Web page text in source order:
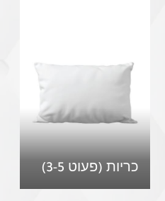
כריות (פעוט 3-5)